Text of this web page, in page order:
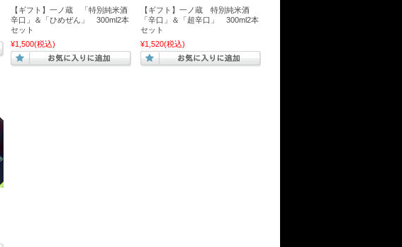
【ギフト】一ノ蔵 「特別純米酒
辛口」＆「ひめぜん」 300ml2本
セット
¥1,500(税込)
【ギフト】一ノ蔵 特別純米酒
「辛口」＆「超辛口」 300ml2本
セット
¥1,520(税込)